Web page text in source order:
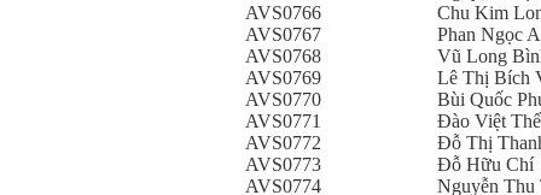
AVS0766
Chu Kim
AVS0767
Phan Ngọc
AVS0768
Vũ Long
AVS0769
Lê Thị Bích
AVS0770
Bùi Quốc
AVS0771
Đào Việt Thế
AVS0772
Đỗ Thị
AVS0773
Đỗ Hữu Chí
AVS0774
Nguyễn Thu